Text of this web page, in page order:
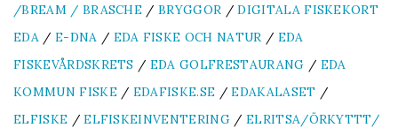
/BREAM / BRASCHE /BRYGGOR /DIGITALA FISKEKORT
EDA/ E-DNA / EDA FISKE OCH NATUR / EDA
FISKEVÅRDSKRETS / EDA GOLFRESTAURANG / EDA
KOMMUN FISKE/ EDAFISKE.SE /EDAKALASET /
ELFISKE /ELFISKEINVENTERING/ ELRITSA/ÖRKYTTT/